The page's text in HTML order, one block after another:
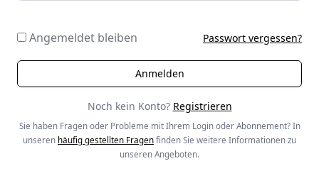
Angemeldet bleiben Passwort vergessen?
Noch kein Konto? Registrieren
Sie haben Fragen oder Probleme mit Ihrem Login oder Abonnement? In
unseren häufig gestellten Fragen finden Sie weitere Informationen zu
unseren Angeboten.